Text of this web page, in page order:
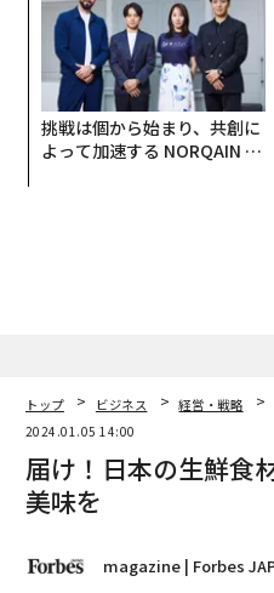
挑戦は個から始まり、共創に
よって加速する NORQAIN JA
トップ ビジネス 経営・戦略
2024.01.05 14:00
届け！日本の生鮮食
美味を
magazine | Forbes